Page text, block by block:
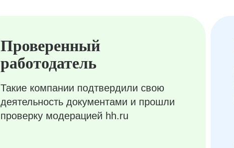
Проверенный
работодатель
Такие компании подтвердили свою
деятельность документами и прошли
проверку модерацией hh.ru